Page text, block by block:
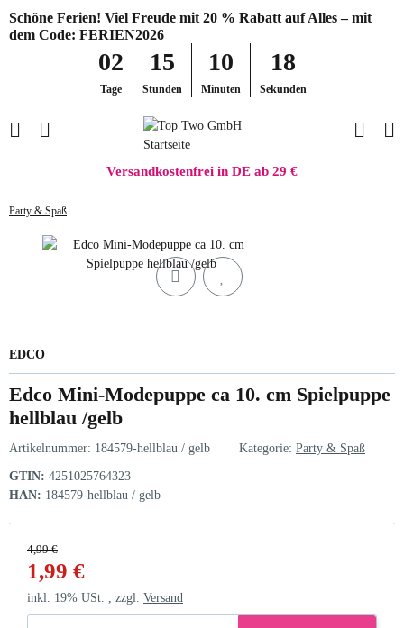
Schöne Ferien! Viel Freude mit 20 % Rabatt auf Alles – mit
dem Code: FERIEN2026
02
Tage
15
Stunden
10
Minuten
18
Sekunden
Versandkostenfrei in DE ab 29 €
Party & Spaß
EDCO
Edco Mini-Modepuppe ca 10. cm Spielpuppe
hellblau /gelb
Artikelnummer: 184579-hellblau / gelb Kategorie: Party & Spaß
GTIN: 4251025764323
HAN: 184579-hellblau / gelb
4,99 €
1,99 €
inkl. 19% USt. , zzgl. Versand